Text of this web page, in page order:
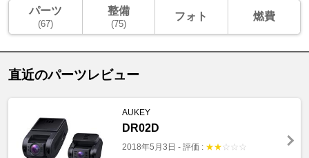
パーツ
(67)
整備
(75)
フォト 燃費
直近のパーツレビュー
AUKEY
DR02D
2018年5月3日 - 評価 : ★★ ☆ ☆ ☆